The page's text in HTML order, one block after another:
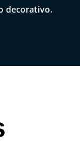
decorativo.